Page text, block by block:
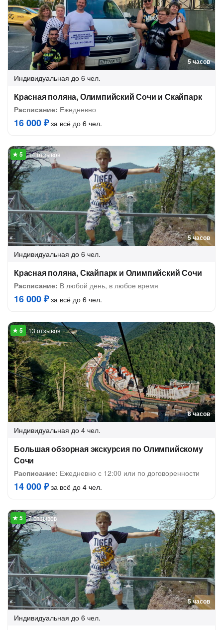
5 часов
Индивидуальная до 6 чел.
Красная поляна, Олимпийский Сочи и Скайпарк
Расписание: Ежедневно
16 000 ₽за всё до 6 чел.
5 часов
14 отзывов
Индивидуальная до 6 чел.
Красная поляна, Скайпарк и Олимпийский Сочи
Расписание: В любой день, в любое время
16 000 ₽за всё до 6 чел.
8 часов
13 отзывов
Индивидуальная до 4 чел.
Большая обзорная экскурсия по Олимпийскому
Сочи
Расписание: Ежедневно с 12:00 или по договоренности
14 000 ₽за всё до 4 чел.
5 часов
7 отзывов
Индивидуальная до 6 чел.